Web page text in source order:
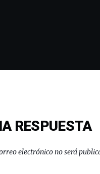
RESPUESTA
electrónico no será